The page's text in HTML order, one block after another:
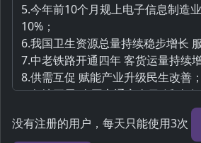
没有注册的用户，每天只能使用3次